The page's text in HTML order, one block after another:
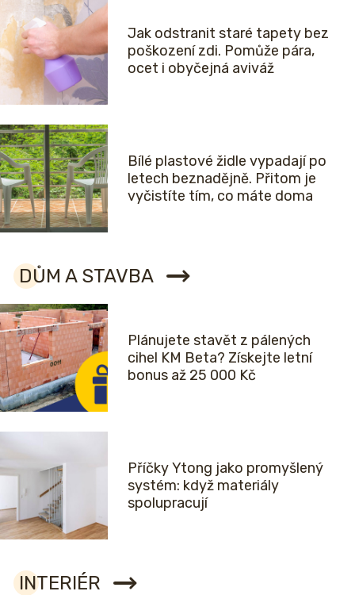
Jak odstranit staré tapety bez
poškození zdi. Pomůže pára,
ocet i obyčejná aviváž
Bílé plastové židle vypadají po
letech beznadějně. Přitom je
vyčistíte tím, co máte doma
DŮM A STAVBA
Plánujete stavět z pálených
cihel KM Beta? Získejte letní
bonus až 25 000 Kč
Příčky Ytong jako promyšlený
systém: když materiály
spolupracují
INTERIÉR